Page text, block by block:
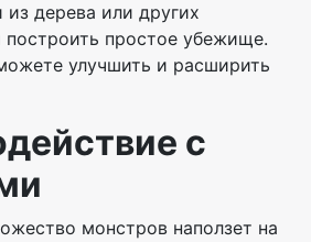
из дерева или других
построить простое убежище.
улучшить и расширить
с
монстров наползет на